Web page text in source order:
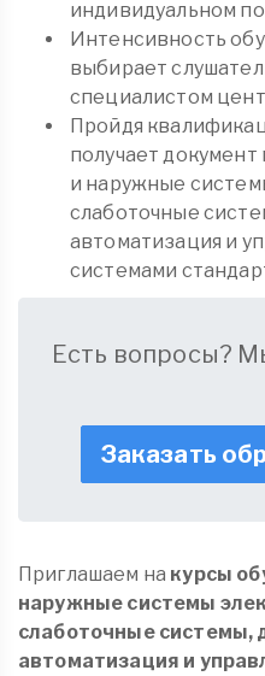
индивидуальном
Интенсивность
выбирает
специалистом
Пройдя
получает
и наружные
слаботочные
автоматизация и
системами
Есть вопросы?
Заказать
Приглашаем на курсы
наружные системы
слаботочные системы,
автоматизация и